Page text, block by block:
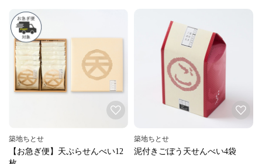
築地ちとせ
【お急ぎ便】天ぷらせんべい12
築地ちとせ
泥付きごぼう天せんべい4袋